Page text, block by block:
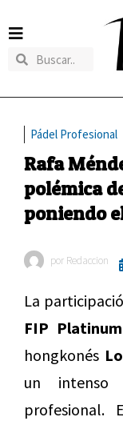
Pádel Profesional
Rafa
polémica
poniendo
por Redaccion
La
FIP
hongkonés
un intenso
profesional.